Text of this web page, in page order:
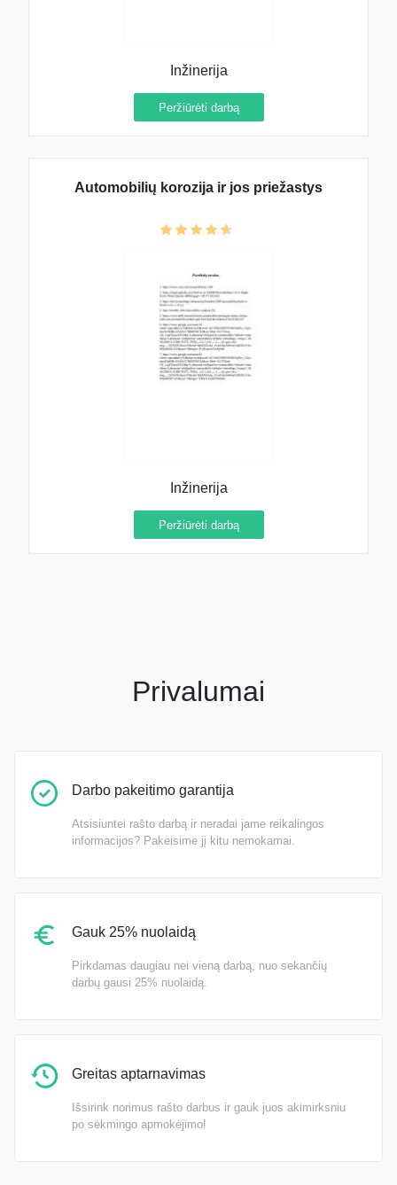
Inžinerija
Peržiūrėti darbą
Automobilių korozija ir jos priežastys
Inžinerija
Peržiūrėti darbą
Privalumai
Darbo pakeitimo garantija
Atsisiuntei rašto darbą ir neradai jame reikalingos
informacijos? Pakeisime jį kitu nemokamai.
Gauk 25% nuolaidą
Pirkdamas daugiau nei vieną darbą, nuo sekančių
darbų gausi 25% nuolaidą.
Greitas aptarnavimas
Išsirink norimus rašto darbus ir gauk juos akimirksniu
po sėkmingo apmokėjimo!